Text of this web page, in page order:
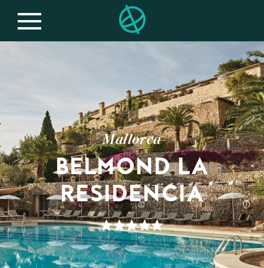
Mallorca
BELMOND LA
RESIDENCIA